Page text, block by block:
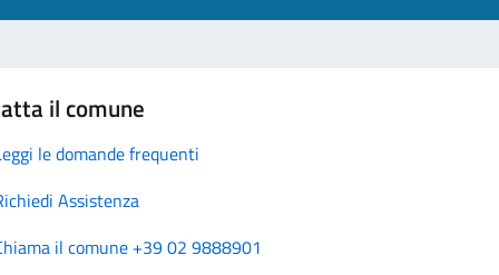
il comune
le domande frequenti
Assistenza
il comune +39 02 9888901